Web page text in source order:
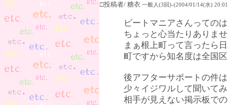
□投稿者/ 糖衣 一般人(3回)-(2004/01/14(水)
ビートマニアさんっての
ちょっと心当たりありま
まぁ根上町って言ったら
町ですから知名度は全国
後アフターサポートの件
少々イジワルして聞いて
相手が見えない掲示板で